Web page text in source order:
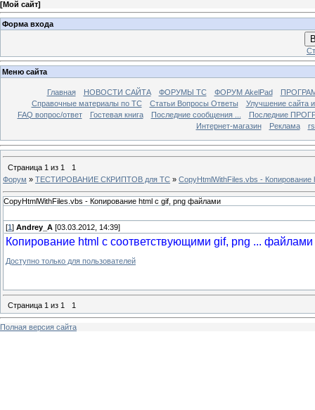
[Мой сайт]
Форма входа
Меню сайта
Главная НОВОСТИ САЙТА ФОРУМЫ TC ФОРУМ AkelPad
Справочные материалы по TС
Статьи Вопросы Ответы
Улучшение сайта
FAQ вопрос/ответ
Гостевая книга Последние сообщения ...
Последние
Интернет-магазин
Реклама
Страница 1 из 1
1
Форум » ТЕСТИРОВАНИЕ СКРИПТОВ для TC » CopyHtmlWithFiles.vbs -
CopyHtmlWithFiles.vbs - Копирование html с gif, png файлами
[1 ] Andrey_A [03.03.2012, 14:39]
Копирование html с соответствующими gif, png ... файлами
Доступно только для пользователей
Страница 1 из 1 1
Полная версия сайта